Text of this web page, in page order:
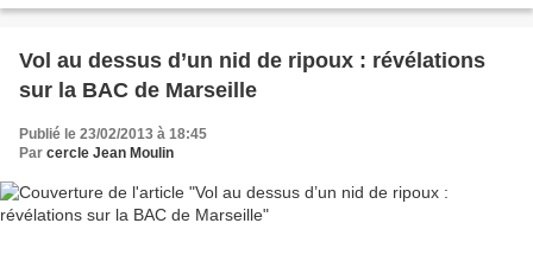
Vol au dessus d’un nid de ripoux : révélations
sur la BAC de Marseille
Publié le 23/02/2013 à 18:45
Par cercle Jean Moulin